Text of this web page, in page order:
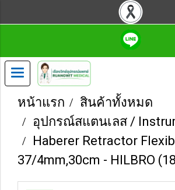
หน้าแรก
สินค้าทั้งหมด
อุปกรณ์สแตนเลส /
Haberer Retractor
37/4mm,30cm - HILBRO